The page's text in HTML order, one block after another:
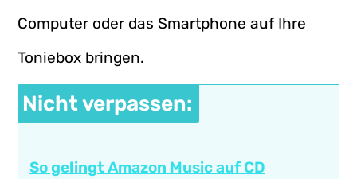
Computer oder das Smartphone auf Ihre
Toniebox bringen.
Nicht verpassen:
So gelingt Amazon Music auf CD